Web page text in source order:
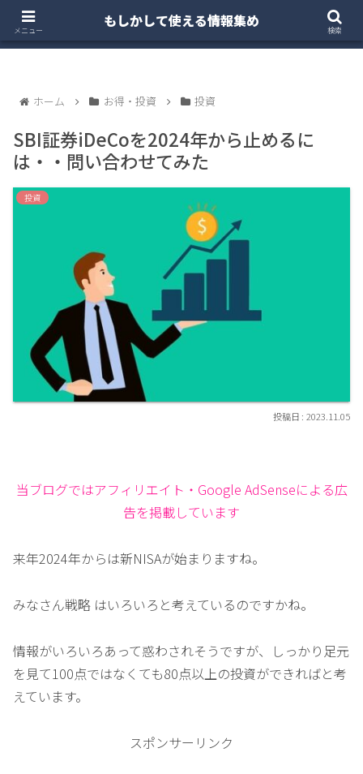
ホーム 注文住宅
ホーム お得・投資 投資
SBI証券iDeCoを2024年から止めるに
は・・問い合わせてみた
投資
2023.11.05
当ブログではアフィリエイト・Google AdSenseによる広
告を掲載しています
来年2024年からは新NISAが始まりますね。
みなさん戦略 はいろいろと考えているのですかね。
情報がいろいろあって惑わされそうですが、しっかり足元
を見て100点ではなくても80点以上の投資ができればと考
えています。
スポンサーリンク
メニュー
もしかして使える情報集め
検索